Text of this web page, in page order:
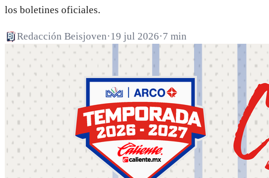
los boletines oficiales.
Redacción Beisjoven·19 jul 2026·7 min